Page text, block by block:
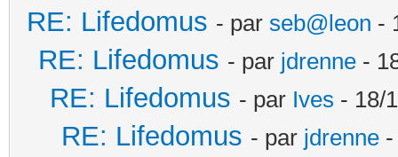
RE: Lifedomus - par seb@leon -
RE: Lifedomus - par jdrenne -
RE: Lifedomus - par Ives - 18/
RE: Lifedomus - par jdrenne